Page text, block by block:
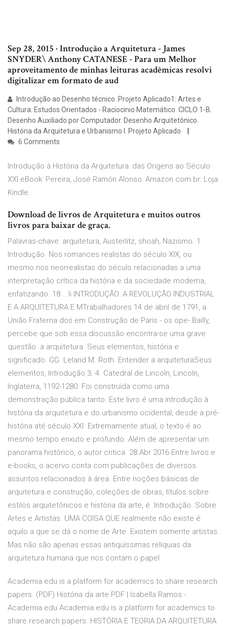
Sep 28, 2015 · Introdução a Arquitetura - James
SNYDER\ Anthony CATANESE - Para um Melhor
aproveitamento de minhas leituras acadêmicas resolvi
digitalizar em formato de aud
Introdução ao Desenho técnico. Projeto Aplicado1: Artes e
Cultura. Estudos Orientados - Raciocinio Matemático. CICLO 1-B.
Desenho Auxiliado por Computador. Desenho Arquitetônico.
História da Arquitetura e Urbanismo I. Projeto Aplicado
6 Comments
Introdução à História da Arquitetura: das Origens ao Século
XXI eBook: Pereira, José Ramón Alonso: Amazon.com.br: Loja
Kindle.
Download de livros de Arquitetura e muitos outros
livros para baixar de graça.
Palavras-chave: arquitetura, Austerlitz, shoah, Nazismo. 1
Introdução. Nos romances realistas do século XIX, ou
mesmo nos neorrealistas do século relacionadas a uma
interpretação crítica da história e da sociedade moderna,
enfatizando. 18 .. li INTRODUÇÃO: A REVOLUÇÃO INDUSTRIAL
E A ARQUITETURA E MTrabalhadores 14 de abril de 1791, a
União Fraterna dos em Construção de Paris - os ope- Bailly,
percebe que sob essa discussão encontra-se uma grave
questão a arquitetura. Seus elementos, história e
significado. GG. Leland M. Roth. Entender a arquiteturaSeus
elementos, Introdução 3. 4. Catedral de Lincoln, Lincoln,
Inglaterra, 1192-1280. Foi construída como uma
demonstração pública tanto. Este livro é uma introdução à
história da arquitetura e do urbanismo ocidental, desde a pré-
história até século XXI. Extremamente atual, o texto é ao
mesmo tempo enxuto e profundo. Além de apresentar um
panorama histórico, o autor critica 28 Abr 2016 Entre livros e
e-books, o acervo conta com publicações de diversos
assuntos relacionados à área. Entre noções básicas de
arquitetura e construção, coleções de obras, títulos sobre
estilos arquitetônicos e história da arte, é Introdução. Sobre
Artes e Artistas. UMA COISA QUE realmente não existe é
aquilo a que se dá o nome de Arte. Existem somente artistas.
Mas não são apenas essas antiqüíssimas relíquias da
arquitetura humana que nos contam o papel.
Academia.edu is a platform for academics to share research
papers. (PDF) História da arte PDF | Isabella Ramos -
Academia.edu Academia.edu is a platform for academics to
share research papers. HISTÓRIA E TEORIA DA ARQUITETURA